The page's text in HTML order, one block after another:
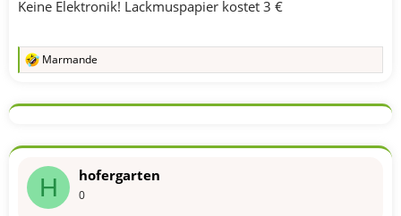
Keine Elektronik! Lackmuspapier kostet 3 €
R
k
o
e
n
Marmande
H hofergarten
0